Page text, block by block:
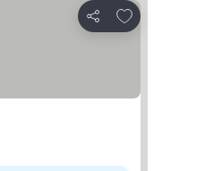
Paylaş
Favorilerime ekle